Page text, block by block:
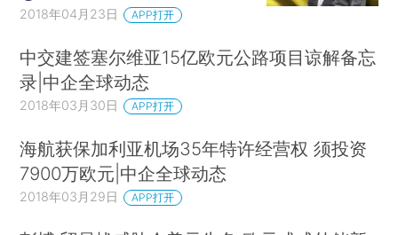
2018年04月23日 APP打开
中交建签塞尔维亚15亿欧元公路项目谅解备忘
录|中企全球动态
2018年03月30日 APP打开
海航获保加利亚机场35年特许经营权 须投资
7900万欧元|中企全球动态
2018年03月29日 APP打开